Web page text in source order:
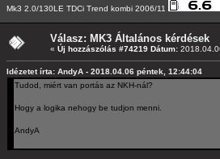
Mk3 2.0/130LE TDCi Trend kombi 2006/11
Válasz: MK3 Általános kérdések
« Új hozzászólás #74219 Dátum:
Idézetet írta: AndyA - 2018.04.06 péntek, 12:44:04
Tudod, miért van portás az NKH-nál?
Hogy a logika nehogy be tudjon menni.
AndyA